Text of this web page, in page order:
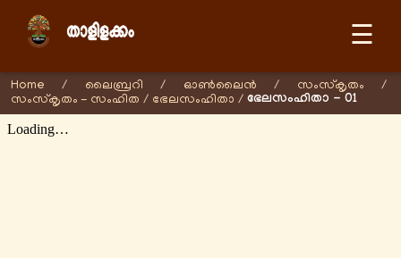
☰
Home / ലൈബ്രറി / ഓണ്‍ലൈന്‍ / സംസ്കൃതം
/
സംസ്കൃതം - സംഹിത / ഭേലസംഹിതാ / ഭേലസംഹിതാ - 01